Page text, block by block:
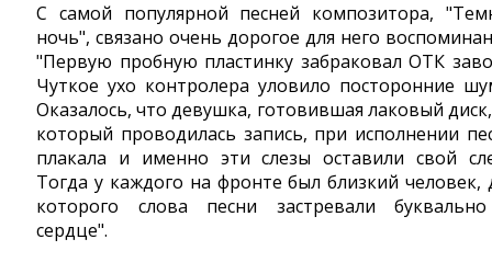
С самой популярной песней композитора,
ночь", связано очень дорогое для него
"Первую пробную пластинку забраковал ОТК
Чуткое ухо контролера уловило посторонние
Оказалось, что девушка, готовившая лаковый
который проводилась запись, при исполнении
плакала и именно эти слезы оставили свой
Тогда у каждого на фронте был близкий человек,
которого слова песни застревали
сердце".